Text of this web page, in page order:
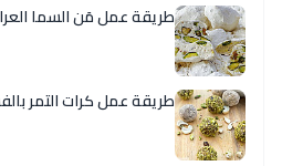
طريقة عمل مَن السما العراقي
طريقة عمل كرات التمر